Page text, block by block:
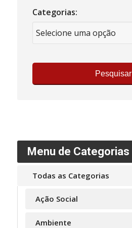
Categorias:
Pesquisar
Menu de Categorias
Todas as Categorias
Ação Social
Ambiente